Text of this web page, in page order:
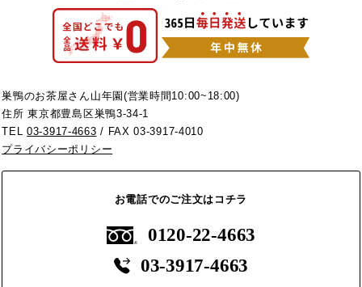
巣鴨のお茶屋さん山年園(営業時間10:00~18:00)
住所 東京都豊島区巣鴨3-34-1
TEL03-3917-4663 / FAX 03-3917-4010
プライバシーポリシー
お電話でのご注文はコチラ
0120-22-4663
03-3917-4663